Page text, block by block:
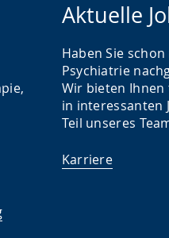
Aktuelle
Haben Sie
Psychiatrie
Wir bieten
in interessanten
Teil unseres
Karriere